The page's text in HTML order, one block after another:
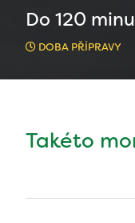
Do 120
DOBA PŘÍPRAVY
Takéto